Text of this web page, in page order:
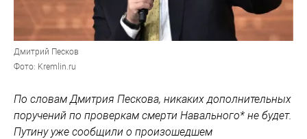
Дмитрий Песков
Фото: Kremlin.ru
По словам Дмитрия Пескова, никаких дополнительных
поручений по проверкам смерти Навального* не будет.
Путину уже сообщили о произошедшем